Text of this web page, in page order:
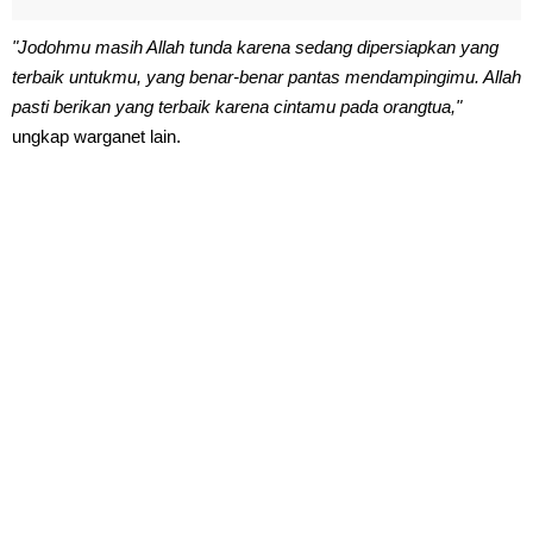
"Jodohmu masih Allah tunda karena sedang dipersiapkan yang
terbaik untukmu, yang benar-benar pantas mendampingimu. Allah
pasti berikan yang terbaik karena cintamu pada orangtua,"
ungkap warganet lain.